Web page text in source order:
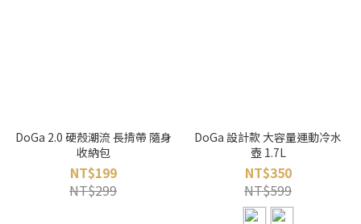
DoGa 2.0 硬殼潮流 長揹帶 隨身
收納包
NT$199
NT$299
DoGa 設計款 大容量運動冷水
壺 1.7L
NT$350
NT$599